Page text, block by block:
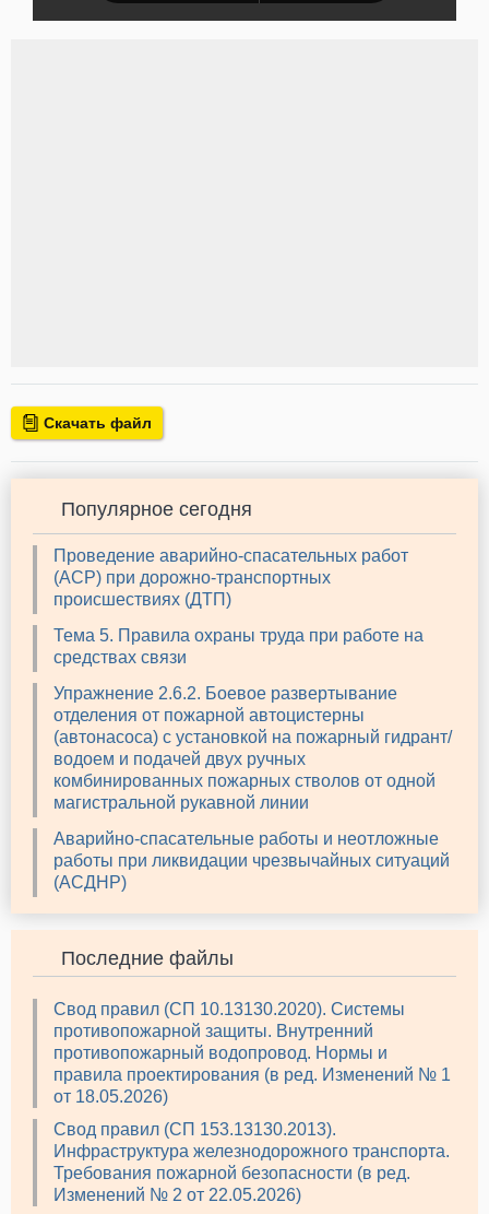
Скачать файл
Популярное сегодня
Проведение аварийно-спасательных работ
(АСР) при дорожно-транспортных
происшествиях (ДТП)
Тема 5. Правила охраны труда при работе на
средствах связи
Упражнение 2.6.2. Боевое развертывание
отделения от пожарной автоцистерны
(автонасоса) с установкой на пожарный гидрант/
водоем и подачей двух ручных
комбинированных пожарных стволов от одной
магистральной рукавной линии
Аварийно-спасательные работы и неотложные
работы при ликвидации чрезвычайных ситуаций
(АСДНР)
Последние файлы
Свод правил (СП 10.13130.2020). Системы
противопожарной защиты. Внутренний
противопожарный водопровод. Нормы и
правила проектирования (в ред. Изменений № 1
от 18.05.2026)
Свод правил (СП 153.13130.2013).
Инфраструктура железнодорожного транспорта.
Требования пожарной безопасности (в ред.
Изменений № 2 от 22.05.2026)